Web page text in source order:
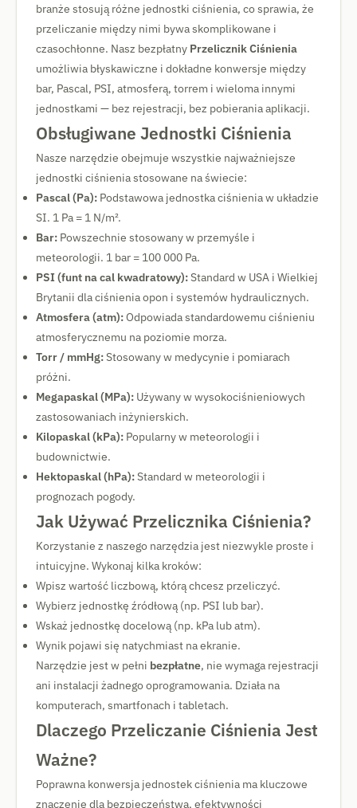
branże stosują różne jednostki ciśnienia, co sprawia, że
przeliczanie między nimi bywa skomplikowane i
czasochłonne. Nasz bezpłatny Przelicznik Ciśnienia
umożliwia błyskawiczne i dokładne konwersje między
bar, Pascal, PSI, atmosferą, torrem i wieloma innymi
jednostkami — bez rejestracji, bez pobierania aplikacji.
Obsługiwane Jednostki Ciśnienia
Nasze narzędzie obejmuje wszystkie najważniejsze
jednostki ciśnienia stosowane na świecie:
Pascal (Pa): Podstawowa jednostka ciśnienia w układzie
SI. 1 Pa = 1 N/m².
Bar: Powszechnie stosowany w przemyśle i
meteorologii. 1 bar = 100 000 Pa.
PSI (funt na cal kwadratowy):Standard w USA i Wielkiej
Brytanii dla ciśnienia opon i systemów hydraulicznych.
Atmosfera (atm):Odpowiada standardowemu ciśnieniu
atmosferycznemu na poziomie morza.
Torr / mmHg:Stosowany w medycynie i pomiarach
próżni.
Megapaskal (MPa): Używany w wysokociśnieniowych
zastosowaniach inżynierskich.
Kilopaskal (kPa): Popularny w meteorologii i
budownictwie.
Hektopaskal (hPa):Standard w meteorologii i
prognozach pogody.
Jak Używać Przelicznika Ciśnienia?
Korzystanie z naszego narzędzia jest niezwykle proste i
intuicyjne. Wykonaj kilka kroków:
Wpisz wartość liczbową, którą chcesz przeliczyć.
Wybierz jednostkę źródłową (np. PSI lub bar).
Wskaż jednostkę docelową (np. kPa lub atm).
Wynik pojawi się natychmiast na ekranie.
Narzędzie jest w pełni bezpłatne, nie wymaga rejestracji
ani instalacji żadnego oprogramowania. Działa na
komputerach, smartfonach i tabletach.
Dlaczego Przeliczanie Ciśnienia Jest
Ważne?
Poprawna konwersja jednostek ciśnienia ma kluczowe
znaczenie dla bezpieczeństwa, efektywności